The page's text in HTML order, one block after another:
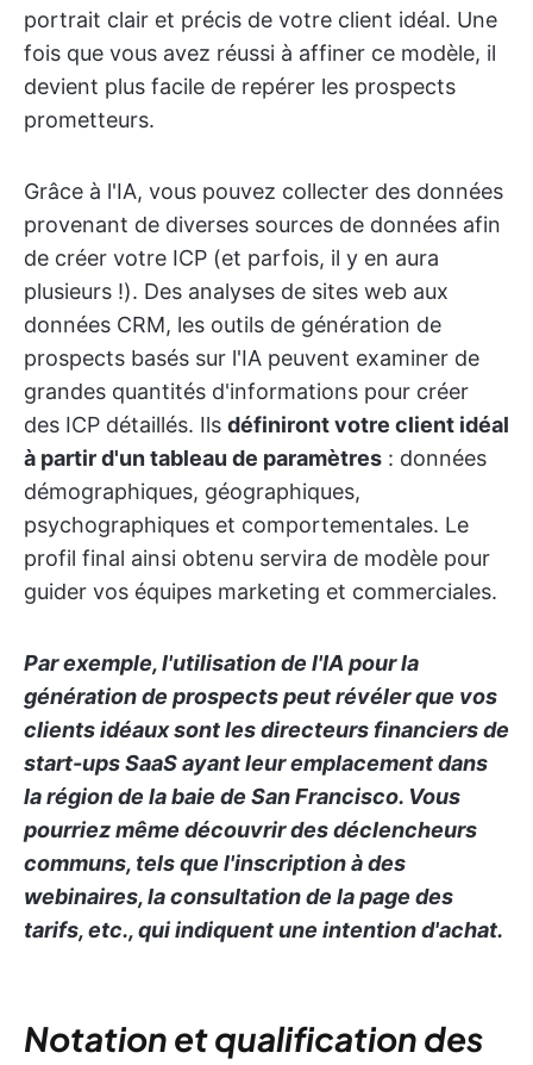
portrait clair et précis de votre client idéal. Une
fois que vous avez réussi à affiner ce modèle, il
devient plus facile de repérer les prospects
prometteurs.
Grâce à l'IA, vous pouvez collecter des données
provenant de diverses sources de données afin
de créer votre ICP (et parfois, il y en aura
plusieurs !). Des analyses de sites web aux
données CRM, les outils de génération de
prospects basés sur l'IA peuvent examiner de
grandes quantités d'informations pour créer
des ICP détaillés. Ils définiront votre client idéal
à partir d'un tableau de paramètres : données
démographiques, géographiques,
psychographiques et comportementales. Le
profil final ainsi obtenu servira de modèle pour
guider vos équipes marketing et commerciales.
Par exemple, l'utilisation de l'IA pour la
génération de prospects peut révéler que vos
clients idéaux sont les directeurs financiers de
start-ups SaaS ayant leur emplacement dans
la région de la baie de San Francisco. Vous
pourriez même découvrir des déclencheurs
communs, tels que l'inscription à des
webinaires, la consultation de la page des
tarifs, etc., qui indiquent une intention d'achat.
Notation et qualification des